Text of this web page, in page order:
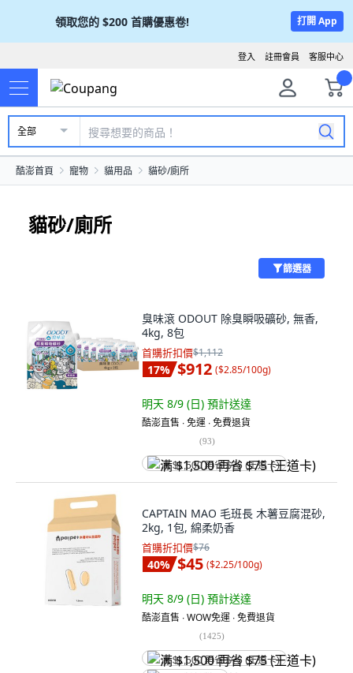
領取您的 $200 首購優惠卷! 打開 App
客服中心
註冊會員
登入
全部
酷澎首頁 寵物 貓用品 貓砂/廁所
貓砂/廁所
篩選器
臭味滾 ODOUT 除臭瞬吸礦砂, 無香,
4kg, 8包
首購折扣價$1,112
17% $912 ($2.85/100g)
明天 8/9 (日) 預計送達
酷澎直售 ∙ 免運 ∙ 免費退貨
(93)
满 $1,500 再省 $75 (王道卡)
CAPTAIN MAO 毛班長 木薯豆腐混砂,
2kg, 1包, 綿柔奶香
首購折扣價$76
40% $45 ($2.25/100g)
明天 8/9 (日) 預計送達
酷澎直售 ∙ WOW免運 ∙ 免費退貨
(1425)
满 $1,500 再省 $75 (王道卡)